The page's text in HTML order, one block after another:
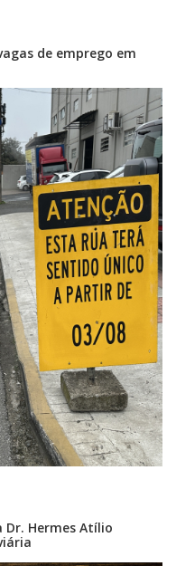
de emprego em
Hermes Atílio